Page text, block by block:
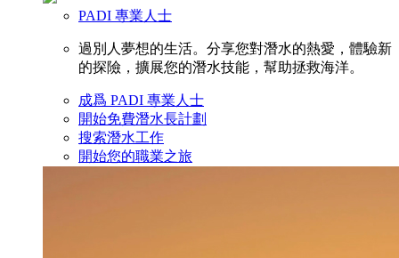
PADI 專業人士
過別人夢想的生活。分享您對潛水的熱愛，體驗新
的探險，擴展您的潛水技能，幫助拯救海洋。
成爲 PADI 專業人士
開始免費潛水長計劃
搜索潛水工作
開始您的職業之旅